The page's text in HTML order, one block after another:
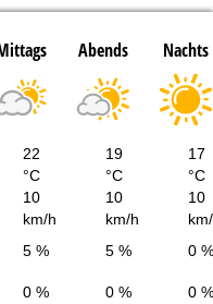
Abends Nachts
22
°C
19
°C
17
°C
10
km/h
10
km/h
10
5 % 5 % 0 %
0 % 0 % 0 %